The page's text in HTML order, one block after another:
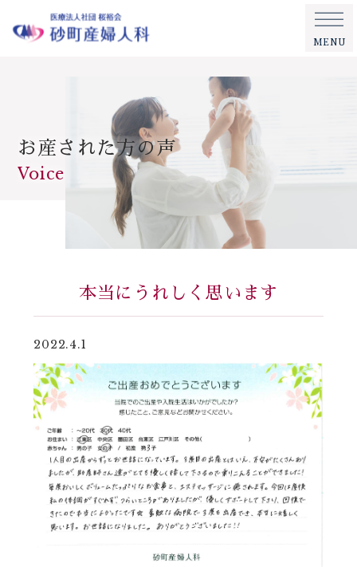
MENU
お産された方の声
Voice
本当にうれしく思います
2022.4.1